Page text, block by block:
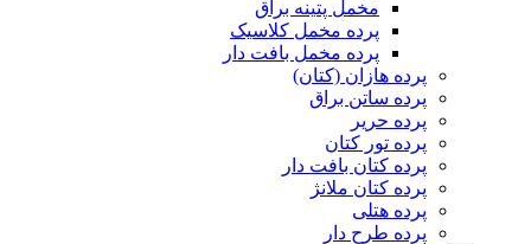
مخمل پتینه براق
پرده مخمل کلاسیک
پرده مخمل بافت دار
پرده هازان (کتان)
پرده ساتن براق
پرده حریر
پرده تور کتان
پرده کتان بافت دار
پرده کتان ملانژ
پرده هتلی
پرده طرح دار